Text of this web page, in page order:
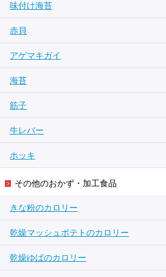
味付け海苔
赤貝
アゲマキガイ
海苔
筋子
牛レバー
ホッキ
その他のおかず・加工食品
きな粉のカロリー
乾燥マッシュポテトのカロリー
乾燥ゆばのカロリー